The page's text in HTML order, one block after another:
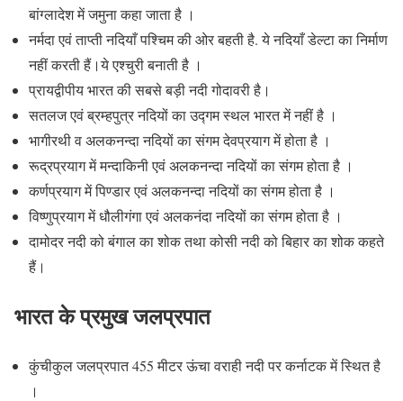
बांग्लादेश में जमुना कहा जाता है ।
नर्मदा एवं ताप्ती नदियाँ पश्चिम की ओर बहती है. ये नदियाँ डेल्टा का निर्माण
नहीं करती हैं।ये एश्चुरी बनाती है ।
प्रायद्वीपीय भारत की सबसे बड़ी नदी गोदावरी है।
सतलज एवं ब्रम्हपुत्र नदियों का उद्गम स्थल भारत में नहीं है ।
भागीरथी व अलकनन्दा नदियों का संगम देवप्रयाग में होता है ।
रूद्रप्रयाग में मन्दाकिनी एवं अलकनन्दा नदियों का संगम होता है ।
कर्णप्रयाग में पिण्डार एवं अलकनन्दा नदियों का संगम होता है ।
विष्णुप्रयाग में धौलीगंगा एवं अलकनंदा नदियों का संगम होता है ।
दामोदर नदी को बंगाल का शोक तथा कोसी नदी को बिहार का शोक कहते
हैं।
भारत के प्रमुख जलप्रपात
कुंचीकुल जलप्रपात 455 मीटर ऊंचा वराही नदी पर कर्नाटक में स्थित है
।